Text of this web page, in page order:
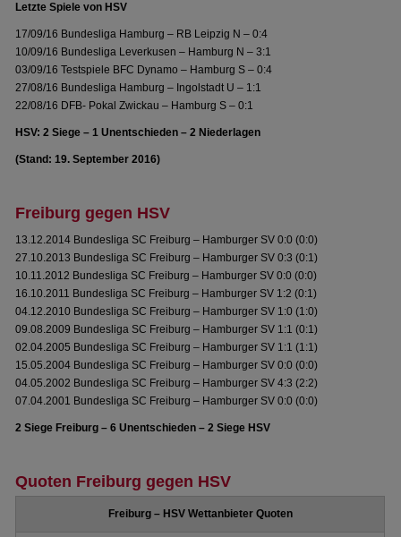
Letzte Spiele von HSV
17/09/16 Bundesliga Hamburg – RB Leipzig N – 0:4
10/09/16 Bundesliga Leverkusen – Hamburg N – 3:1
03/09/16 Testspiele BFC Dynamo – Hamburg S – 0:4
27/08/16 Bundesliga Hamburg – Ingolstadt U – 1:1
22/08/16 DFB- Pokal Zwickau – Hamburg S – 0:1
HSV: 2 Siege – 1 Unentschieden – 2 Niederlagen
(Stand: 19. September 2016)
Freiburg gegen HSV
13.12.2014 Bundesliga SC Freiburg – Hamburger SV 0:0 (0:0)
27.10.2013 Bundesliga SC Freiburg – Hamburger SV 0:3 (0:1)
10.11.2012 Bundesliga SC Freiburg – Hamburger SV 0:0 (0:0)
16.10.2011 Bundesliga SC Freiburg – Hamburger SV 1:2 (0:1)
04.12.2010 Bundesliga SC Freiburg – Hamburger SV 1:0 (1:0)
09.08.2009 Bundesliga SC Freiburg – Hamburger SV 1:1 (0:1)
02.04.2005 Bundesliga SC Freiburg – Hamburger SV 1:1 (1:1)
15.05.2004 Bundesliga SC Freiburg – Hamburger SV 0:0 (0:0)
04.05.2002 Bundesliga SC Freiburg – Hamburger SV 4:3 (2:2)
07.04.2001 Bundesliga SC Freiburg – Hamburger SV 0:0 (0:0)
2 Siege Freiburg – 6 Unentschieden – 2 Siege HSV
Quoten Freiburg gegen HSV
Freiburg – HSV Wettanbieter Quoten